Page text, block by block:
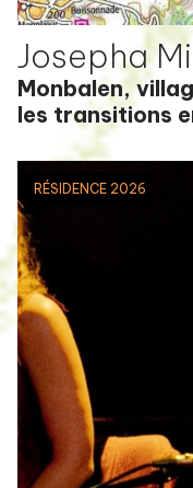
Josepha
Monbalen,
les transitions
RÉSIDENCE 2026